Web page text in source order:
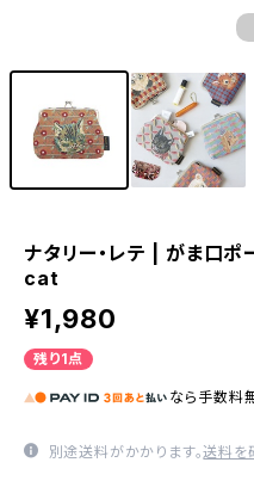
ナタリー・レテ | がま
cat
¥1,980
残り1点
なら 手数料
別途送料がかかります。送料を